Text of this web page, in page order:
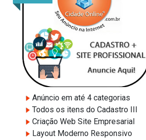
Anúncio em até 4 categorias
Todos os itens do Cadastro III
Criação Web Site Empresarial
Layout Moderno Responsivo